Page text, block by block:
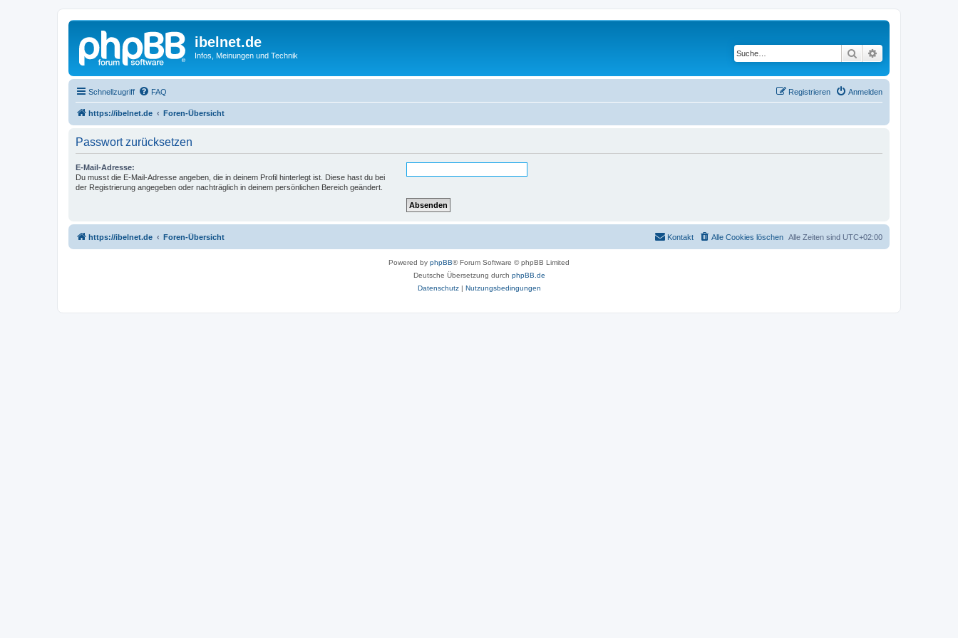
ibelnet.de
Infos, Meinungen und Technik Suche
Schnellzugriff FAQ Anmelden
Registrieren
https://ibelnet.de Foren-Übersicht
Passwort zurücksetzen
E-Mail-Adresse:
Du musst die E-Mail-Adresse angeben, die in deinem Profil hinterlegt ist. Diese hast du bei
der Registrierung angegeben oder nachträglich in deinem persönlichen Bereich geändert.
https://ibelnet.de Foren-Übersicht Alle Zeiten sind UTC+02:00
Alle Cookies löschen
Kontakt
Powered by phpBB® Forum Software © phpBB Limited
Deutsche Übersetzung durch phpBB.de
Datenschutz| Nutzungsbedingungen